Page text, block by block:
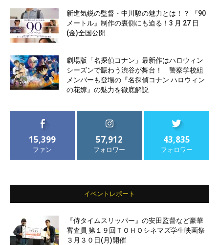
新進気鋭の監督・中川駿の魅力とは！？ 『90
メートル』制作の裏側にも迫る！3 月 27 日
(金)全国公開
劇場版「名探偵コナン」最新作はハロウィン
シーズンで賑わう渋谷が舞台！ 警察学校組
メンバーも登場の『名探偵コナン ハロウィン
の花嫁』の魅力を徹底解説
15,399
ファン
57,912
フォロワー
43,835
フォロワー
イベントレポート
『侍タイムスリッパー』の安田監督など豪華
審査員 第１９回ＴＯＨＯシネマズ学生映画祭
３月３０日(月)開催